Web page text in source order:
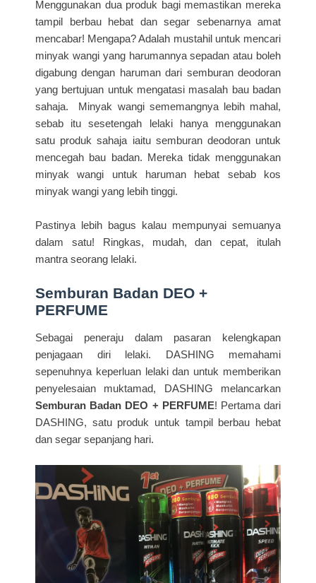
Menggunakan dua produk bagi memastikan mereka
tampil berbau hebat dan segar sebenarnya amat
mencabar! Mengapa? Adalah mustahil untuk mencari
minyak wangi yang harumannya sepadan atau boleh
digabung dengan haruman dari semburan deodoran
yang bertujuan untuk mengatasi masalah bau badan
sahaja. Minyak wangi sememangnya lebih mahal,
sebab itu sesetengah lelaki hanya menggunakan
satu produk sahaja iaitu semburan deodoran untuk
mencegah bau badan. Mereka tidak menggunakan
minyak wangi untuk haruman hebat sebab kos
minyak wangi yang lebih tinggi.
Pastinya lebih bagus kalau mempunyai semuanya
dalam satu! Ringkas, mudah, dan cepat, itulah
mantra seorang lelaki.
Semburan Badan DEO +
PERFUME
Sebagai peneraju dalam pasaran kelengkapan
penjagaan diri lelaki. DASHING memahami
sepenuhnya keperluan lelaki dan untuk memberikan
penyelesaian muktamad, DASHING melancarkan
Semburan Badan DEO + PERFUME! Pertama dari
DASHING, satu produk untuk tampil berbau hebat
dan segar sepanjang hari.